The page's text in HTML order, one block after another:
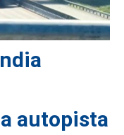
autopista